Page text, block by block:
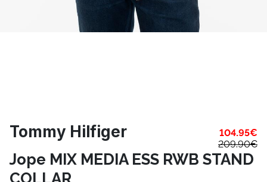
Tommy Hilfiger 104.95€
209.90€
Jope MIX MEDIA ESS RWB STAND